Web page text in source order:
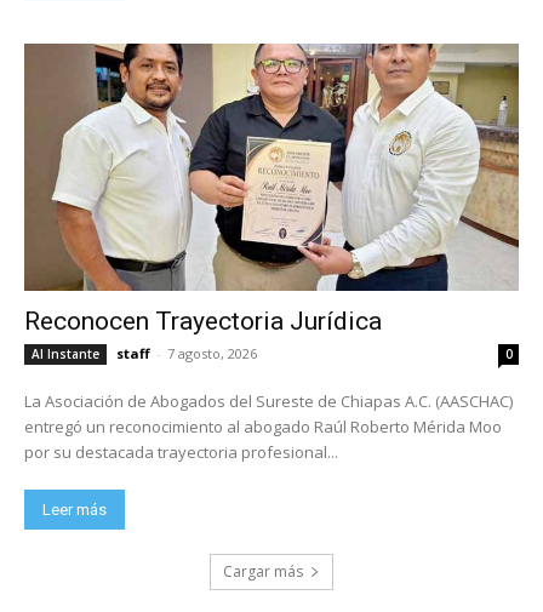
Reconocen Trayectoria Jurídica
Al Instante staff - 7 agosto, 2026 0
La Asociación de Abogados del Sureste de Chiapas A.C. (AASCHAC)
entregó un reconocimiento al abogado Raúl Roberto Mérida Moo
por su destacada trayectoria profesional...
Leer más
Cargar más